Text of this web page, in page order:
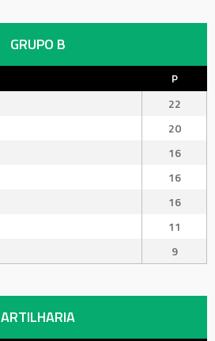
GRUPO B
P
22
20
16
16
16
11
9
ARTILHARIA